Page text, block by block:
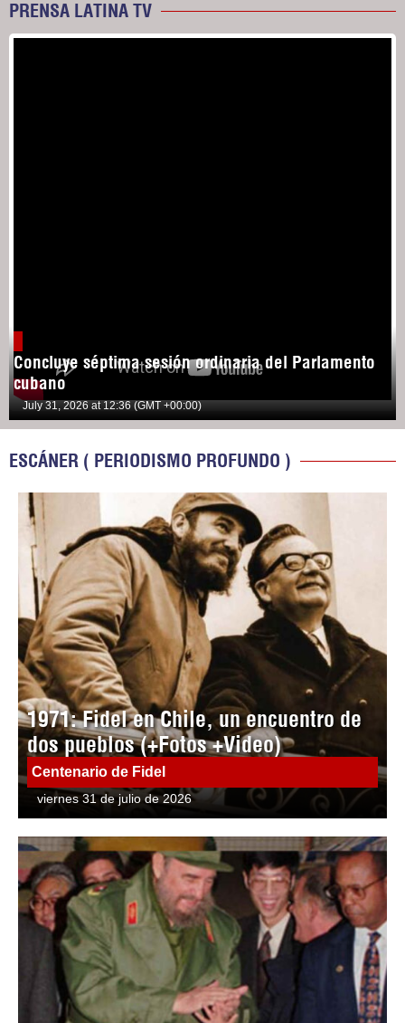
PRENSA LATINA TV
Concluye séptima sesión ordinaria del Parlamento
cubano
July 31, 2026 at 12:36 (GMT +00:00)
ESCÁNER ( PERIODISMO PROFUNDO )
1971: Fidel en Chile, un encuentro de
dos pueblos (+Fotos +Video)
Centenario de Fidel
viernes 31 de julio de 2026